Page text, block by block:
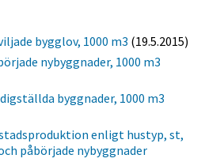
bygglov, 1000 m3 (19.5.2015)
nybyggnader, 1000 m3
byggnader, 1000 m3
enligt hustyp, st,
påbörjade nybyggnader